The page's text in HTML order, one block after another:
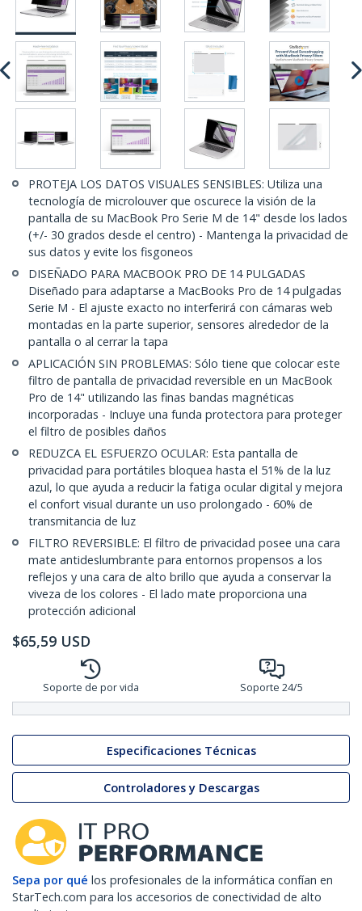
PROTEJA LOS DATOS VISUALES SENSIBLES: Utiliza una
tecnología de microlouver que oscurece la visión de la
pantalla de su MacBook Pro Serie M de 14" desde los lados
(+/- 30 grados desde el centro) - Mantenga la privacidad de
sus datos y evite los fisgoneos
DISEÑADO PARA MACBOOK PRO DE 14 PULGADAS
Diseñado para adaptarse a MacBooks Pro de 14 pulgadas
Serie M - El ajuste exacto no interferirá con cámaras web
montadas en la parte superior, sensores alrededor de la
pantalla o al cerrar la tapa
APLICACIÓN SIN PROBLEMAS: Sólo tiene que colocar este
filtro de pantalla de privacidad reversible en un MacBook
Pro de 14" utilizando las finas bandas magnéticas
incorporadas - Incluye una funda protectora para proteger
el filtro de posibles daños
REDUZCA EL ESFUERZO OCULAR: Esta pantalla de
privacidad para portátiles bloquea hasta el 51% de la luz
azul, lo que ayuda a reducir la fatiga ocular digital y mejora
el confort visual durante un uso prolongado - 60% de
transmitancia de luz
FILTRO REVERSIBLE: El filtro de privacidad posee una cara
mate antideslumbrante para entornos propensos a los
reflejos y una cara de alto brillo que ayuda a conservar la
viveza de los colores - El lado mate proporciona una
protección adicional
$65,59 USD
Soporte de por vida Soporte 24/5
Especificaciones Técnicas
Controladores y Descargas
Sepa por qué los profesionales de la informática confían en
StarTech.com para los accesorios de conectividad de alto